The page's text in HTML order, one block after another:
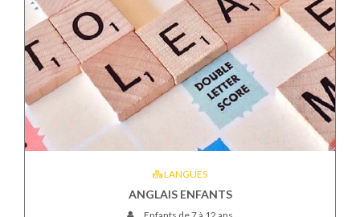
LANGUES
ANGLAIS ENFANTS